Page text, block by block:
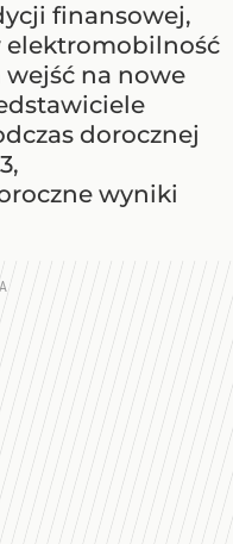
finansowej,
wejść na nowe
dorocznej
wyniki